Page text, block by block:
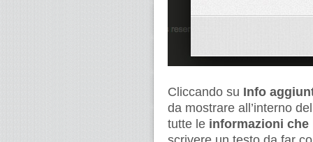
Cliccando su Info
da mostrare all’interno
tutte le informazioni